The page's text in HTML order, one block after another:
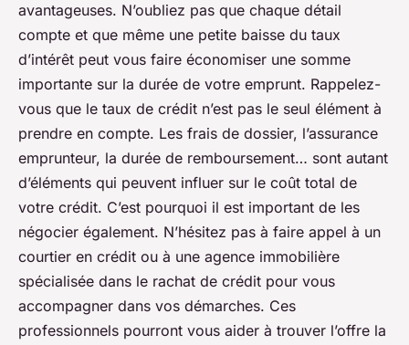
avantageuses. N’oubliez pas que chaque détail
compte et que même une petite baisse du taux
d’intérêt peut vous faire économiser une somme
importante sur la durée de votre emprunt. Rappelez-
vous que le taux de crédit n’est pas le seul élément à
prendre en compte. Les frais de dossier, l’assurance
emprunteur, la durée de remboursement… sont autant
d’éléments qui peuvent influer sur le coût total de
votre crédit. C’est pourquoi il est important de les
négocier également. N’hésitez pas à faire appel à un
courtier en crédit ou à une agence immobilière
spécialisée dans le rachat de crédit pour vous
accompagner dans vos démarches. Ces
professionnels pourront vous aider à trouver l’offre la